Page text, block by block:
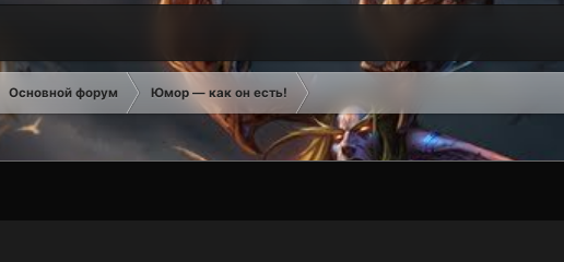
Основной форум Юмор — как он есть!